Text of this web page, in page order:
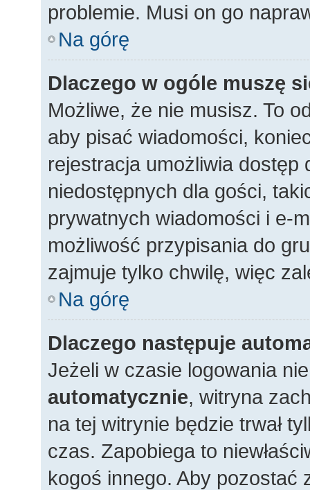
problemie. Musi on go
Na górę
Dlaczego w ogóle muszę
Możliwe, że nie musisz. To
aby pisać wiadomości,
rejestracja umożliwia dostęp
niedostępnych dla gości,
prywatnych wiadomości i e-
możliwość przypisania do
zajmuje tylko chwilę, więc
Na górę
Dlaczego następuje
Jeżeli w czasie logowania
automatycznie, witryna
na tej witrynie będzie trwał
czas. Zapobiega to
kogoś innego. Aby pozostać